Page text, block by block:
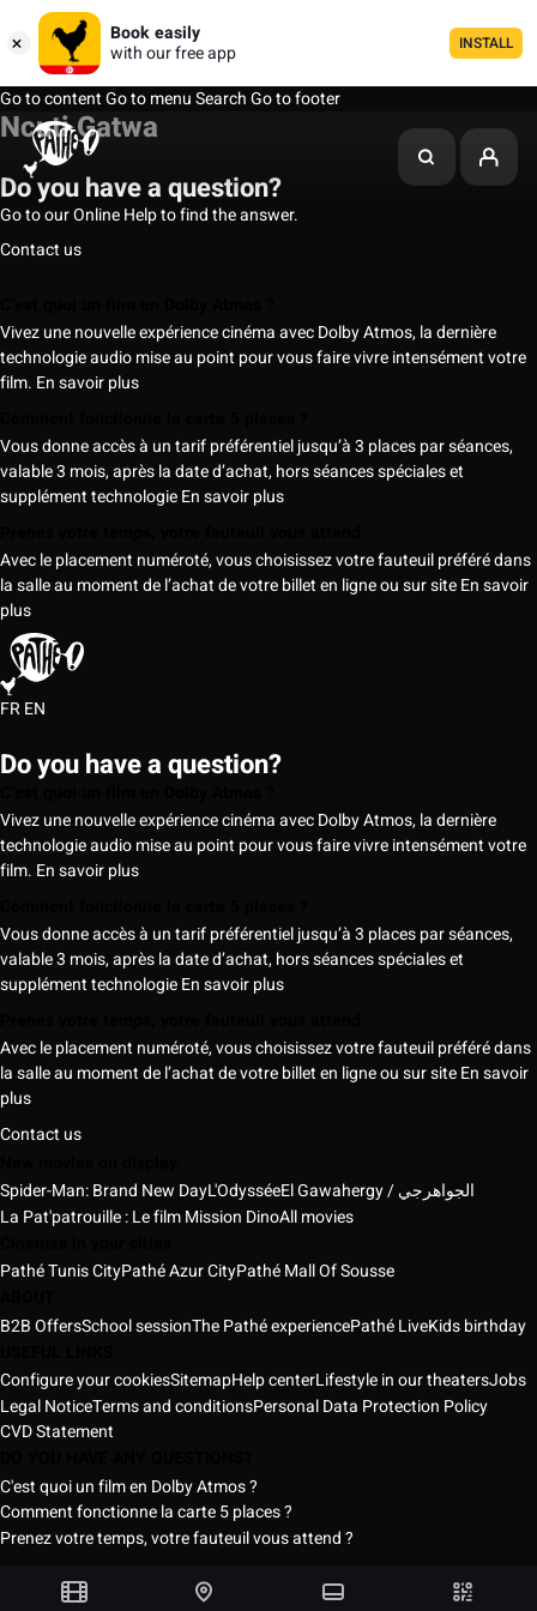
Book easily
with our free app
INSTALL
Go to contentGo to menuSearchGo to footer
Ncuti Gatwa
Do you have a question?
Go to our Online Help to find the answer.
Contact us
Vivez une nouvelle expérience cinéma avec Dolby Atmos, la dernière
technologie audio mise au point pour vous faire vivre intensément votre
film. En savoir plus
Vous donne accès à un tarif préférentiel jusqu’à 3 places par séances,
valable 3 mois, après la date d’achat, hors séances spéciales et
supplément technologieEn savoir plus
Avec le placement numéroté, vous choisissez votre fauteuil préféré dans
la salle au moment de l’achat de votre billet en ligne ou sur siteEn savoir
plus
FREN
Do you have a question?
Vivez une nouvelle expérience cinéma avec Dolby Atmos, la dernière
technologie audio mise au point pour vous faire vivre intensément votre
film. En savoir plus
Vous donne accès à un tarif préférentiel jusqu’à 3 places par séances,
valable 3 mois, après la date d’achat, hors séances spéciales et
supplément technologieEn savoir plus
Avec le placement numéroté, vous choisissez votre fauteuil préféré dans
la salle au moment de l’achat de votre billet en ligne ou sur siteEn savoir
plus
Contact us
Spider-Man: Brand New DayL'Odyssée
El Gawahergy / الجواهرجي
La Pat'patrouille : Le film Mission DinoAll movies
Pathé Tunis CityPathé Azur CityPathé Mall Of Sousse
B2B OffersSchool sessionThe Pathé experiencePathé LiveKids birthday
Configure your cookiesSitemapHelp centerLifestyle in our theatersJobs
Legal NoticeTerms and conditionsPersonal Data Protection Policy
CVD Statement
C'est quoi un film en Dolby Atmos ?
Comment fonctionne la carte 5 places ?
Prenez votre temps, votre fauteuil vous attend ?
Pathé Tunisia Cinemas © 2026